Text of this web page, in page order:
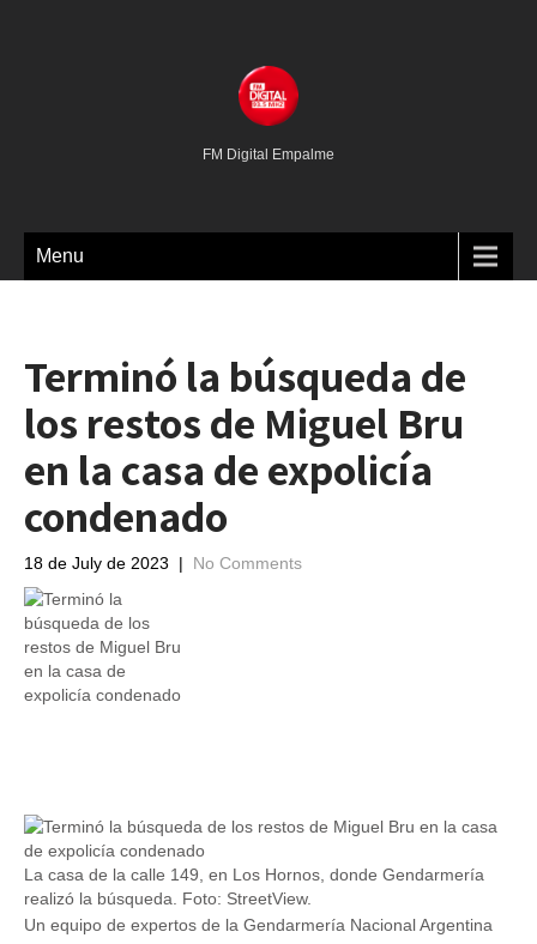
FM Digital Empalme
Menu
Terminó la búsqueda de
los restos de Miguel Bru
en la casa de expolicía
condenado
18 de July de 2023 | No Comments
La casa de la calle 149, en Los Hornos, donde Gendarmería
realizó la búsqueda. Foto: StreetView.
Un equipo de expertos de la Gendarmería Nacional Argentina